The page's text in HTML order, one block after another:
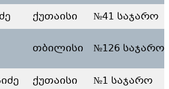
ქუთაისი №41 საჯარო
თბილისი №126 საჯარო
ქუთაისი №1 საჯარო